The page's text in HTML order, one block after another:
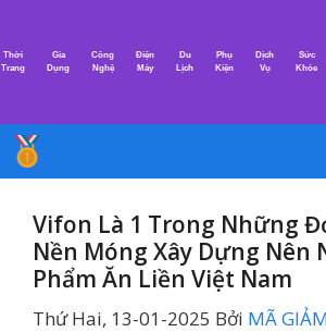
nội
Thời
Trang
Gia
Dụng
Công
Nghệ
Điện
Máy
Du
Lịch
Phụ
Kiện
Dịch
Vụ
Sức
Khỏe
Vifon Là 1 Trong Những
Nền Móng Xây Dựng Nên
Phẩm Ăn Liền Việt Nam
Thứ Hai, 13-01-2025 Bởi MÃ